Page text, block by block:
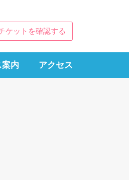
ケットを確認する
内 アクセス